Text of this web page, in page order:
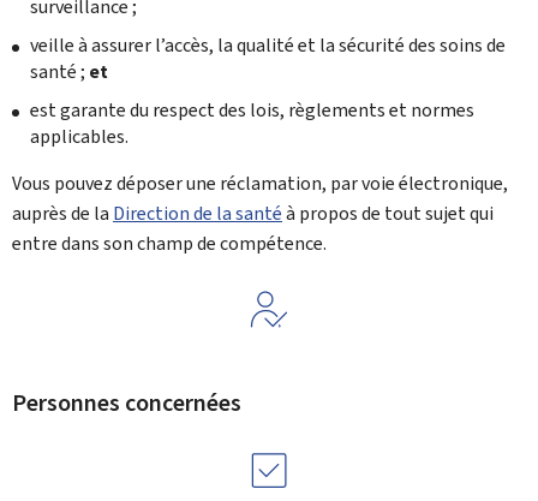
surveillance ;
veille à assurer l’accès, la qualité et la sécurité des soins de
santé ; et
est garante du respect des lois, règlements et normes
applicables.
Vous pouvez déposer une réclamation, par voie électronique,
auprès de la Direction de la santéà propos de tout sujet qui
entre dans son champ de compétence.
Personnes concernées